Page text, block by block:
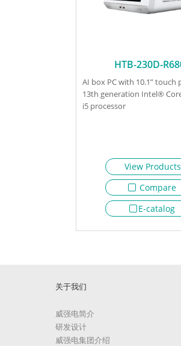
HTB-230D-
AI box PC with 10.1” touch
13th generation Intel®
i5 processor
View Products
Compare
E-catalog
关于我们
威强电简介
研发设计
威强电集团介绍